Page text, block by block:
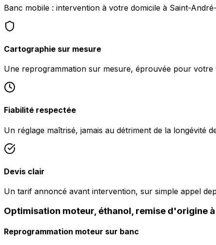
Banc mobile : intervention à votre domicile à Saint-
Cartographie sur mesure
Une reprogrammation sur mesure, éprouvée pour votre
Fiabilité respectée
Un réglage maîtrisé, jamais au détriment de la longévité
Devis clair
Un tarif annoncé avant intervention, sur simple appel
Optimisation moteur, éthanol, remise d'origine
Reprogrammation moteur sur banc